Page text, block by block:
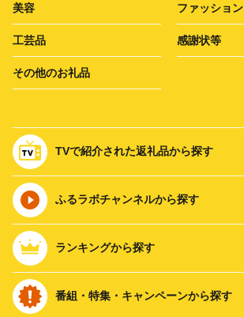
美容 ファッション
工芸品 感謝状等
その他のお礼品
TVで紹介された返礼品から探す
ふるラボチャンネルから探す
ランキングから探す
番組・特集・キャンペーンから探す